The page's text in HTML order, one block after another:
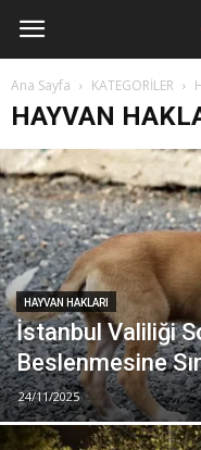
Ana Sayfa KATEGORİLER
HAYVAN
HAYVAN HAKLARI
İstanbul Valiliği
Beslenmesine
24/11/2025